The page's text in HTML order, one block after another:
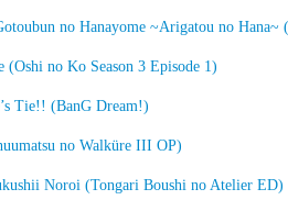
no Hanayome ~Arigatou no Hana~
no Ko Season 3 Episode 1)
Tie!! (BanG Dream!)
no Walküre III OP)
Noroi (Tongari Boushi no Atelier ED)